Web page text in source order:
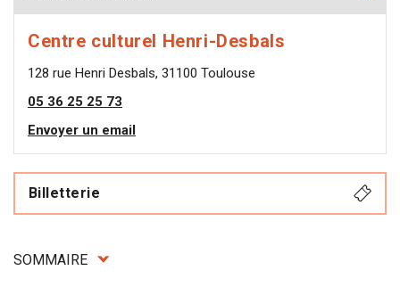
Centre culturel Henri-Desbals
128 rue Henri Desbals, 31100 Toulouse
05 36 25 25 73
Envoyer un email
Billetterie
SOMMAIRE